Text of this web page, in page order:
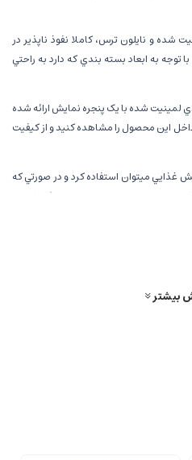
و نايلون ترس، کاملا نفوذ ناپذير در
توجه به ابعاد بسته بندي که دارد به راحتي
شده با يک پنجره نمايش ارائه شده
اين محصول را مشاهده کنيد و از کيفيت
غذايي ميتوان استفاده کرد و در صورتي که
تنها هيچ عارضه اي ندارد بلکه خواص
و انواع نوشيدني ها ميتوان استفاده
رشته و هم پس از آسياب کردن دم کرده و
بیشتر